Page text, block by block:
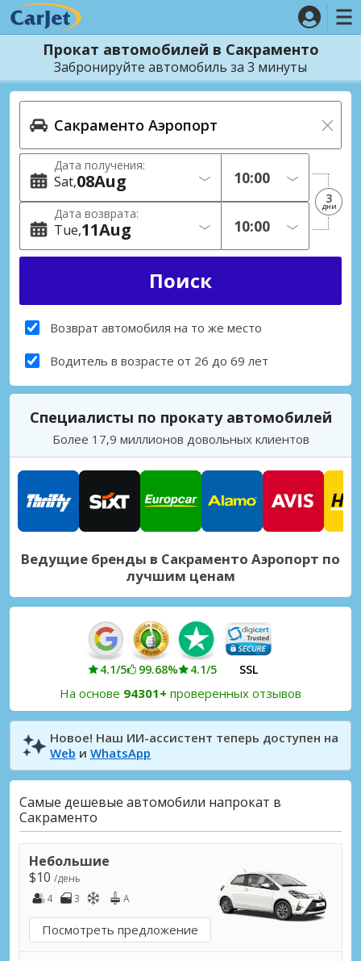
Прокат автомобилей в Сакраменто
Забронируйте автомобиль за 3 минуты
Дата получения:
Sat 08Aug
Дата возврата:
Tue 11Aug
3
дни
Возврат автомобиля на то же место
Водитель в возрасте от 26 до 69 лет
Специалисты по прокату автомобилей
Более 17,9 миллионов довольных клиентов
Ведущие бренды в Сакраменто Аэропорт по
лучшим ценам
4.1/5 99.68% 4.1/5 SSL
На основе 94301+ проверенных отзывов
Новое! Наш ИИ-ассистент теперь доступен на
Web и WhatsApp
Самые дешевые автомобили напрокат в
Сакраменто
Небольшие
$10 /день
4
3 A
Посмотреть предложение